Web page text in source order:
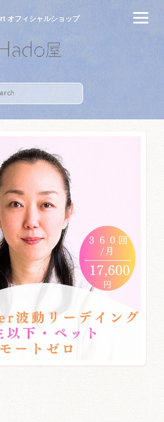
オフィシャルショップ